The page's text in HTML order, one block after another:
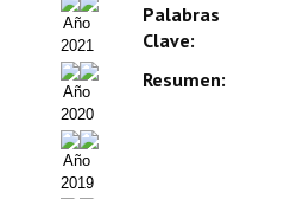
Presentación ITEA
Equipo Editorial
Leer revista ITEA
Directrices para autores/as
Año
2021
Año
2020
Año
2019
Palabras
Clave:
Resumen: